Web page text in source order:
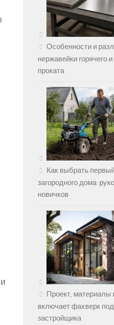
Особенности и
нержавейки горячего
проката
Как выбрать
загородного дома:
новичков
Проект, материалы
включает фахверк
застройщика